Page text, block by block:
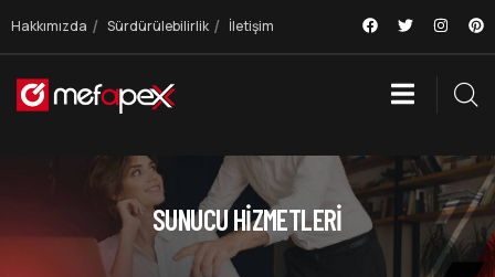
Hakkımızda Sürdürülebilirlik İletişim
SUNUCU HIZMETLERI